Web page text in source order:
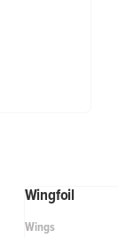
Wingfoil
Wings